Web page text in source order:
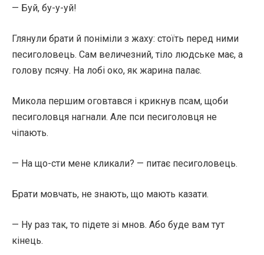
— Буй, бу-у-уй!
Глянули брати й поніміли з жаху: стоїть перед ними
песиголовець. Сам величезний, тіло людське має, а
голову псячу. На лобі око, як жарина палає.
Микола першим оговтався і крикнув псам, щоби
песиголовця нагнали. Але пси песиголовця не
чіпають.
— На що-сти мене кликали? — питає песиголовець.
Брати мовчать, не знають, що мають казати.
— Ну раз так, то підете зі мнов. Або буде вам тут
кінець.